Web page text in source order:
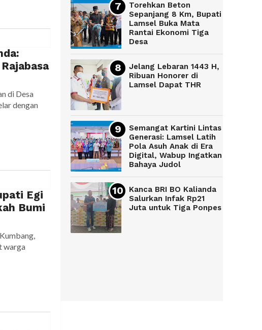
di Desa
dengan
Egi
Bumi
warga
Torehkan Beton
Sepanjang 8 Km, Bupati
Lamsel Buka Mata
Rantai Ekonomi Tiga
Desa
Jelang Lebaran 1443 H,
Ribuan Honorer di
Lamsel Dapat THR
Semangat Kartini Lintas
Generasi: Lamsel Latih
Pola Asuh Anak di Era
Digital, Wabup Ingatkan
Bahaya Judol
Kanca BRI BO Kalianda
Salurkan Infak Rp21
Juta untuk Tiga Ponpes